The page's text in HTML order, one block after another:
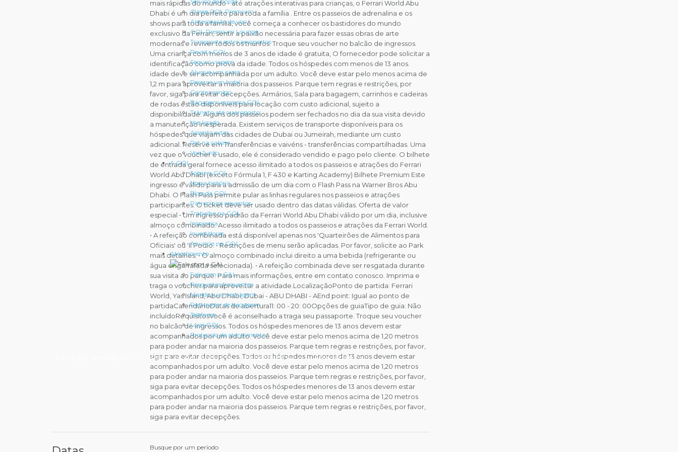
Classe GOL Premium
Antecipação de voo
GOL Premium Lounge
Transporte entre aeroportos
Revista GOL
Seguro viagem
Alugue um carro
Reserve um hotel
Conte comigo
Bagagem expressa GOL
Trânsito até o aeroporto
Voe ligado
Assento extra
Pet na cabine
Voe Junto
A GOL
Sobre a GOL
Nossa história
Blog da GOL
Patrocínios e eventos
Trabalhe na GOL
Imprensa
Investidores
Anuncie na GOL
Atendimento
Fale com a GAL
Perguntas frequentes
Mande sua mensagem
Rastreador de bagagem
Telefones
Lojas GOL
Protocolo de atendimento
Parques Aquáticos Espetáculos Atividades
mais rápidas do mundo - até atrações interativas para crianças, o Ferrari World Abu
Dhabi é um dia perfeito para toda a família . Entre os passeios de adrenalina e os
shows para toda a família, você começa a conhecer os bastidores do mundo
exclusivo da Ferrari, sentir a paixão necessária para fazer essas obras de arte
modernas e reviver todos os triunfos. Troque seu voucher no balcão de ingressos.
Uma criança com menos de 3 anos de idade é gratuita, O fornecedor pode solicitar a
identificação como prova da idade. Todos os hóspedes com menos de 13 anos.
idade deve ser acompanhada por um adulto. Você deve estar pelo menos acima de
1,2 m para aproveitar a maioria dos passeios. Parque tem regras e restrições, por
favor, siga para evitar decepções. Armários, Sala para bagagem, carrinhos e cadeiras
de rodas estão disponíveis para locação com custo adicional, sujeito a
disponibilidade. Alguns dos passeios podem ser fechados no dia da sua visita devido
a manutenção inesperada. Existem serviços de transporte disponíveis para os
hóspedes que viajam das cidades de Dubai ou Jumeirah, mediante um custo
adicional. Reserve em Transferências e vaivéns - transferências compartilhadas. Uma
vez que o voucher é usado, ele é considerado vendido e pago pelo cliente. O bilhete
de entrada geral fornece acesso ilimitado a todos os passeios e atrações do Ferrari
World Abu Dhabi (exceto Fórmula 1, F 430 e Karting Academy) Bilhete Premium Este
ingresso é válido para a admissão de um dia com o Flash Pass na Warner Bros Abu
Dhabi. O Flash Pass permite pular as linhas regulares nos passeios e atrações
participantes. O ticket deve ser usado dentro das datas válidas. Oferta de valor
especial • Um ingresso padrão da Ferrari World Abu Dhabi válido por um dia, inclusive
almoço combinado. Acesso ilimitado a todos os passeios e atrações da Ferrari World.
• A refeição combinada está disponível apenas nos 'Quarteirões de Alimentos para
Oficiais' ou 'Il Podio. • Restrições de menu serão aplicadas. Por favor, solicite ao Park
mais detalhes. • O almoço combinado inclui direito a uma bebida (refrigerante ou
água engarrafada selecionada). • A refeição combinada deve ser resgatada durante
sua visita ao parque. Para mais informações, entre em contato conosco. Imprima e
traga o voucher para aproveitar a atividade.LocalizaçãoPonto de partida: Ferrari
World, Yas Island, Abu Dhabi, Dubai - ABU DHABI - AEnd point: Igual ao ponto de
partidaCalendárioDatas de abertura11: 00 - 20: 00Opções de guiaTipo de guia: Não
incluídoRequisitosVocê é aconselhado a traga seu passaporte. Troque seu voucher
no balcão de ingressos. Todos os hóspedes menores de 13 anos devem estar
acompanhados por um adulto. Você deve estar pelo menos acima de 1,20 metros
para poder andar na maioria dos passeios. Parque tem regras e restrições, por favor,
siga para evitar decepções. Todos os hóspedes menores de 13 anos devem estar
acompanhados por um adulto. Você deve estar pelo menos acima de 1,20 metros
para poder andar na maioria dos passeios. Parque tem regras e restrições, por favor,
siga para evitar decepções. Todos os hóspedes menores de 13 anos devem estar
acompanhados por um adulto. Você deve estar pelo menos acima de 1,20 metros
para poder andar na maioria dos passeios. Parque tem regras e restrições, por favor,
siga para evitar decepções.
Busque por um período